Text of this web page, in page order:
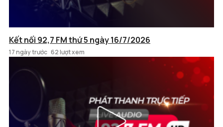
Kết nối 92,7 FM thứ 5 ngày 16/7/2026
17 ngày trước 62 lượt xem